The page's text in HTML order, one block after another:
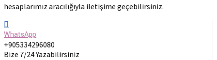
hesaplarımız aracılığıyla iletişime geçebilirsiniz.
WhatsApp
+905334296080
Bize 7/24 Yazabilirsiniz